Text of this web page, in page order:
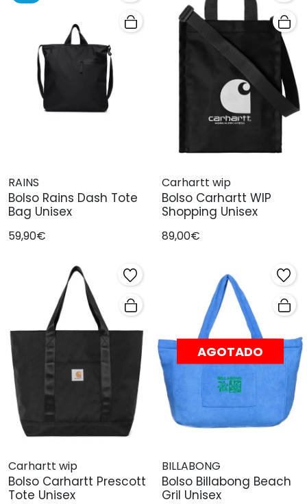
RAINS
Bolso Rains Dash Tote
Bag Unisex
59,90€
Carhartt wip
Bolso Carhartt WIP
Shopping Unisex
89,00€
Carhartt wip
Bolso Carhartt Prescott
Tote Unisex
AGOTADO
BILLABONG
Bolso Billabong Beach
Gril Unisex